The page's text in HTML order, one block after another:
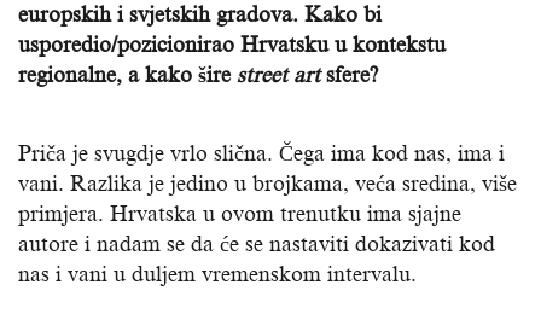
europskih i svjetskih gradova. Kako bi
usporedio/pozicionirao Hrvatsku u kontekstu
regionalne, a kako šire street artsfere?
Priča je svugdje vrlo slična. Čega ima kod nas, ima i
vani. Razlika je jedino u brojkama, veća sredina, više
primjera. Hrvatska u ovom trenutku ima sjajne
autore i nadam se da će se nastaviti dokazivati kod
nas i vani u duljem vremenskom intervalu.